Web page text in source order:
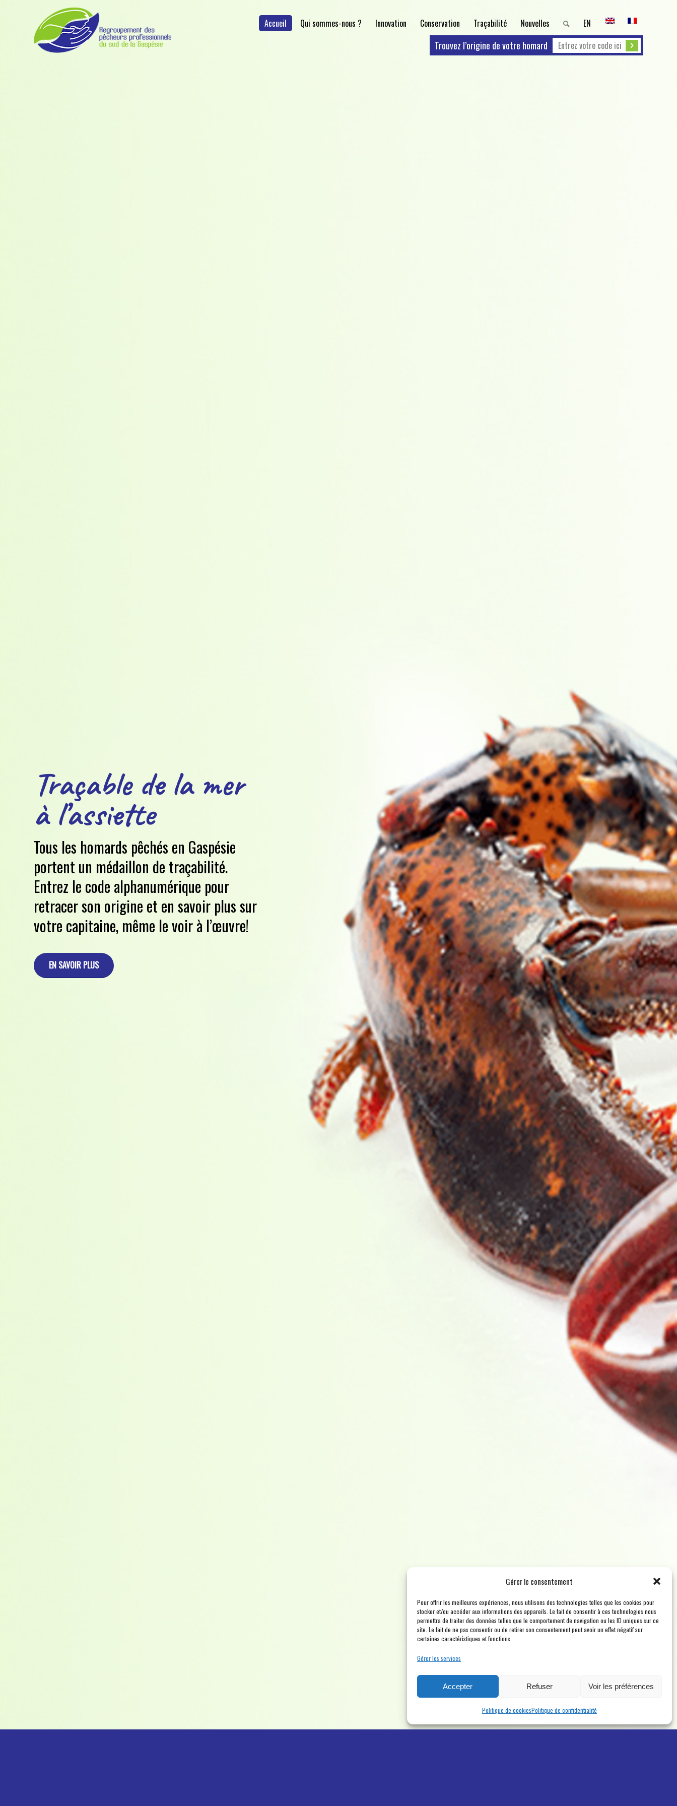
Gérer le consentement
Pour offrir les meilleures expériences, nous utilisons des technologies telles que les cookies pour
stocker et/ou accéder aux informations des appareils. Le fait de consentir à ces technologies nous
permettra de traiter des données telles que le comportement de navigation ou les ID uniques sur ce
site. Le fait de ne pas consentir ou de retirer son consentement peut avoir un effet négatif sur
certaines caractéristiques et fonctions.
Gérer les services
Accepter Refuser Voir les préférences
Politique de cookiesPolitique de confidentialité
Accueil Qui sommes-nous ? Innovation Conservation Traçabilité Nouvelles EN
Trouvez l’origine de votre homard
Traçable de la mer
à l’assiette
Tous les homards pêchés en Gaspésie
portent un médaillon de traçabilité.
Entrez le code alphanumérique pour
retracer son origine et en savoir plus sur
votre capitaine, même le voir à l’œuvre!
EN SAVOIR PLUS